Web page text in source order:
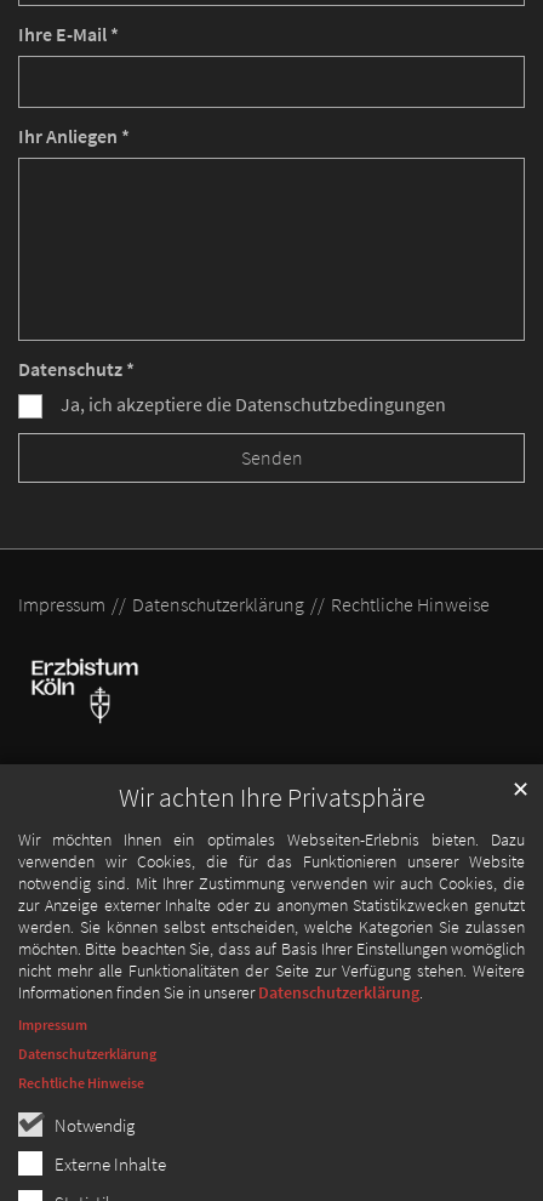
Wir achten Ihre Privatsphäre
Wir möchten Ihnen ein optimales Webseiten-Erlebnis bieten. Dazu
verwenden wir Cookies, die für das Funktionieren unserer Website
notwendig sind. Mit Ihrer Zustimmung verwenden wir auch Cookies, die
zur Anzeige externer Inhalte oder zu anonymen Statistikzwecken genutzt
werden. Sie können selbst entscheiden, welche Kategorien Sie zulassen
möchten. Bitte beachten Sie, dass auf Basis Ihrer Einstellungen womöglich
nicht mehr alle Funktionalitäten der Seite zur Verfügung stehen. Weitere
Informationen finden Sie in unsererDatenschutzerklärung.
Notwendig
Externe Inhalte
✕
Impressum
Datenschutzerklärung
Rechtliche Hinweise
Ihre E-Mail *
Ihr Anliegen *
Datenschutz *
Ja, ich akzeptiere die Datenschutzbedingungen
Impressum Datenschutzerklärung Rechtliche Hinweise